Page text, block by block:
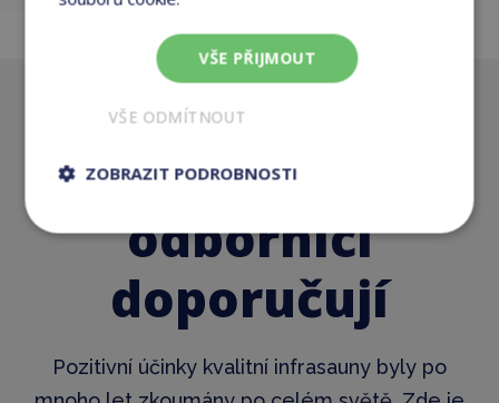
Lékaři a
odborníci
doporučují
Pozitivní účinky kvalitní infrasauny byly po
VŠE PŘIJMOUT
VŠE ODMÍTNOUT
ZOBRAZIT PODROBNOSTI